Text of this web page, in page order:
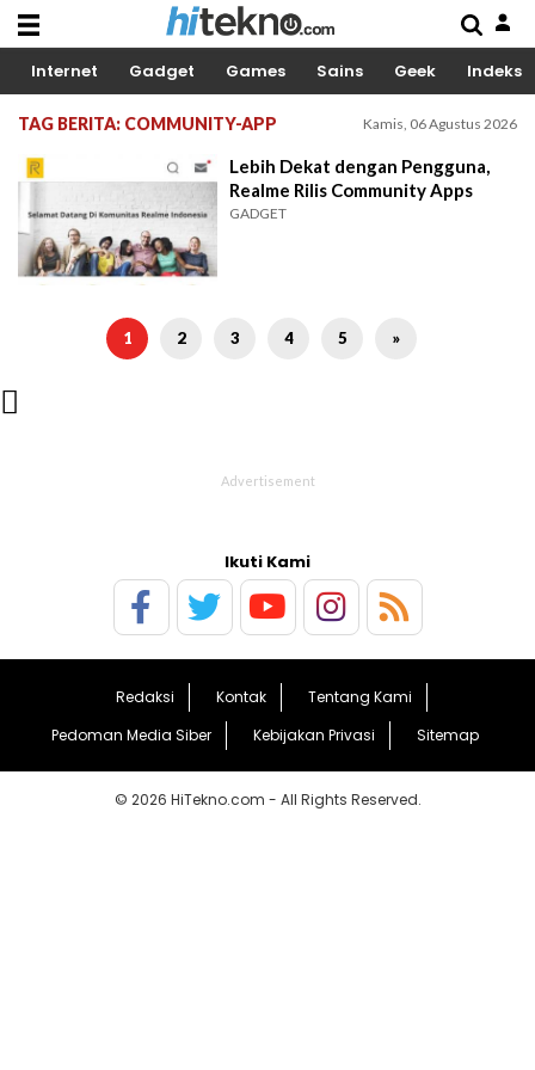
Internet Gadget Games Sains Geek Indeks
TAG BERITA: COMMUNITY-APP Kamis, 06 Agustus 2026
Lebih Dekat dengan Pengguna,
Realme Rilis Community Apps
GADGET
1 2 3 4 5 »

Ikuti Kami
Redaksi Kontak
Tentang Kami
Pedoman Media Siber
Kebijakan Privasi Sitemap
© 2026 HiTekno.com - All Rights Reserved.